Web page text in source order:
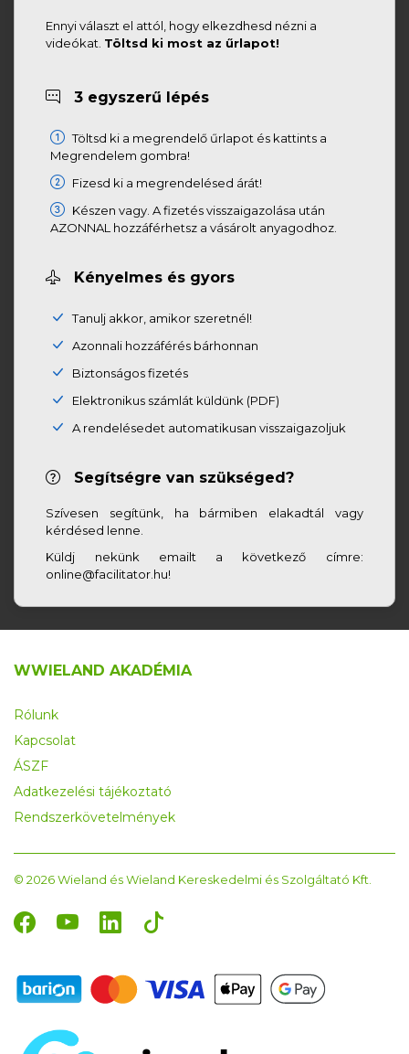
Ennyi választ el attól, hogy elkezdhesd nézni a
videókat. Töltsd ki most az űrlapot!
3 egyszerű lépés
Töltsd ki a megrendelő űrlapot és kattints a
Megrendelem gombra!
Fizesd ki a megrendelésed árát!
Készen vagy. A fizetés visszaigazolása után
AZONNAL hozzáférhetsz a vásárolt anyagodhoz.
Kényelmes és gyors
Tanulj akkor, amikor szeretnél!
Azonnali hozzáférés bárhonnan
Biztonságos fizetés
Elektronikus számlát küldünk (PDF)
A rendelésedet automatikusan visszaigazoljuk
Segítségre van szükséged?
Szívesen segítünk, ha bármiben elakadtál vagy
kérdésed lenne.
Küldj nekünk emailt a következő címre:
online@facilitator.hu!
WWIELAND AKADÉMIA
Rólunk
Kapcsolat
ÁSZF
Adatkezelési tájékoztató
Rendszerkövetelmények
© 2026 Wieland és Wieland Kereskedelmi és Szolgáltató Kft.